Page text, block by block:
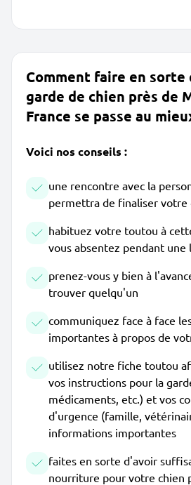
Comment faire en sorte
garde de chien près de
France se passe au
Voici nos conseils :
une rencontre avec la
permettra de finaliser votre
habituez votre toutou à
vous absentez pendant une
prenez-vous y bien à
trouver quelqu'un
communiquez face à face
importantes à propos de
utilisez notre fiche toutou
vos instructions pour la
médicaments, etc.) et vos
d'urgence (famille,
informations importantes
faites en sorte d'avoir
nourriture pour votre chien